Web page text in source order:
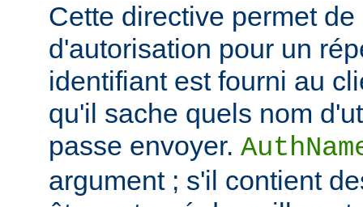
Cette directive permet
d'autorisation pour un
identifiant est fourni au
qu'il sache quels nom
passe envoyer.
argument ; s'il contient